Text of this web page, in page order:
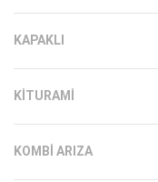
KAPAKLI
KITURAMI
KOMBI ARIZA